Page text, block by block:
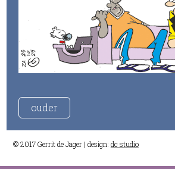
ouder
© 2017 Gerrit de Jager | design: dc studio